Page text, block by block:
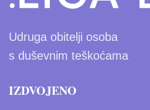
Udruga obitelji osoba
s duševnim teškoćama
IZDVOJENO